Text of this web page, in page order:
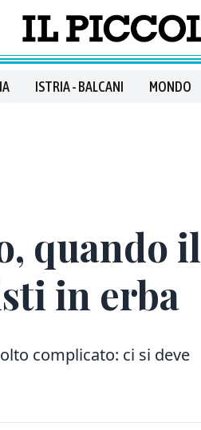
ISTRIA - BALCANI MONDO
quando
in erba
complicato: ci si deve